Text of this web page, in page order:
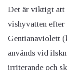
Det är viktigt att
vishyvatten
Gentianaviolett
används vid
irriterande och